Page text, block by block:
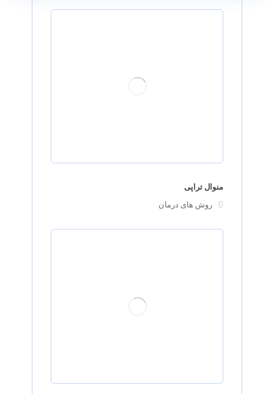
منوال تراپی
روش های درمان